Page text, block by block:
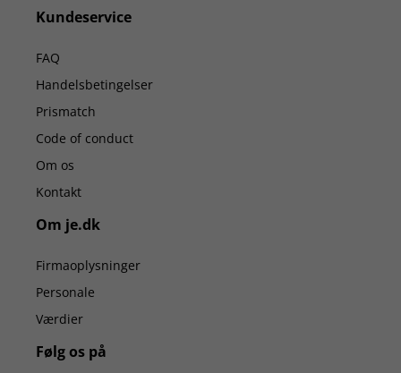
Kundeservice
FAQ
Handelsbetingelser
Prismatch
Code of conduct
Om os
Kontakt
Om je.dk
Firmaoplysninger
Personale
Værdier
Følg os på